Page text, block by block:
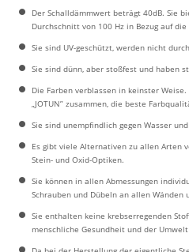
Der Schalldämmwert beträgt 40dB. Sie
Durchschnitt von 100 Hz in Bezug auf
Sie sind UV-geschützt, werden nicht
Sie sind dünn, aber stoßfest und haben
Die Farben verblassen in keinster
„JOTUN” zusammen, die beste
Sie sind unempfindlich gegen Wasser
Es gibt viele Alternativen zu allen Arten
Stein- und Oxid-Optiken.
Sie können in allen Abmessungen
Schrauben und Dübeln an allen Wänden
Sie enthalten keine krebserregenden
menschliche Gesundheit und der